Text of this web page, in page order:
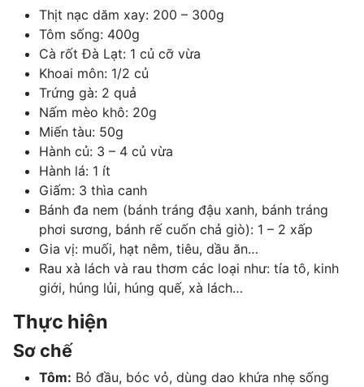
Thịt nạc dăm xay: 200 – 300g
Tôm sống: 400g
Cà rốt Đà Lạt: 1 củ cỡ vừa
Khoai môn: 1/2 củ
Trứng gà: 2 quả
Nấm mèo khô: 20g
Miến tàu: 50g
Hành củ: 3 – 4 củ vừa
Hành lá: 1 ít
Giấm: 3 thìa canh
Bánh đa nem (bánh tráng đậu xanh, bánh tráng
phơi sương, bánh rế cuốn chả giò): 1 – 2 xấp
Gia vị: muối, hạt nêm, tiêu, dầu ăn…
Rau xà lách và rau thơm các loại như: tía tô, kinh
giới, húng lủi, húng quế, xà lách…
Thực hiện
Sơ chế
Tôm: Bỏ đầu, bóc vỏ, dùng dao khứa nhẹ sống